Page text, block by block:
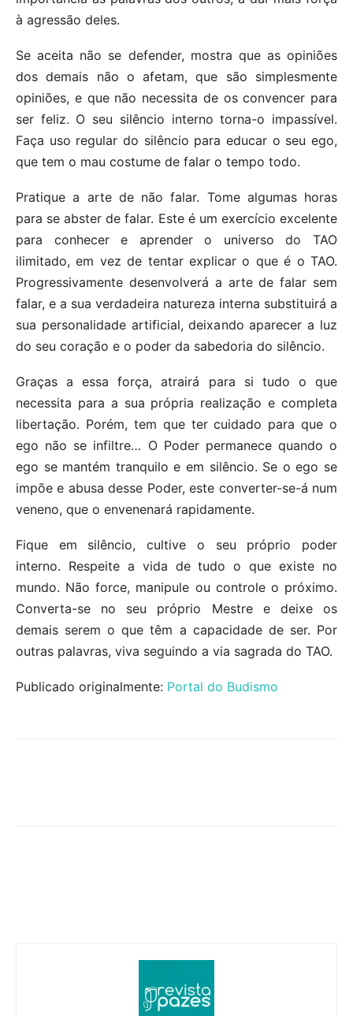
à agressão deles.
Se aceita não se defender, mostra que as opiniões
dos demais não o afetam, que são simplesmente
opiniões, e que não necessita de os convencer para
ser feliz. O seu silêncio interno torna-o impassível.
Faça uso regular do silêncio para educar o seu ego,
que tem o mau costume de falar o tempo todo.
Pratique a arte de não falar. Tome algumas horas
para se abster de falar. Este é um exercício excelente
para conhecer e aprender o universo do TAO
ilimitado, em vez de tentar explicar o que é o TAO.
Progressivamente desenvolverá a arte de falar sem
falar, e a sua verdadeira natureza interna substituirá a
sua personalidade artificial, deixando aparecer a luz
do seu coração e o poder da sabedoria do silêncio.
Graças a essa força, atrairá para si tudo o que
necessita para a sua própria realização e completa
libertação. Porém, tem que ter cuidado para que o
ego não se infiltre… O Poder permanece quando o
ego se mantém tranquilo e em silêncio. Se o ego se
impõe e abusa desse Poder, este converter-se-á num
veneno, que o envenenará rapidamente.
Fique em silêncio, cultive o seu próprio poder
interno. Respeite a vida de tudo o que existe no
mundo. Não force, manipule ou controle o próximo.
Converta-se no seu próprio Mestre e deixe os
demais serem o que têm a capacidade de ser. Por
outras palavras, viva seguindo a via sagrada do TAO.
Publicado originalmente: Portal do Budismo